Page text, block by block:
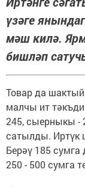
үзәге
мәш килә.
бишләп
Товар да
малчы ит
245, сыерныкы -
сатылды. Иртүк
Берәү 185
250 - 500 сумга